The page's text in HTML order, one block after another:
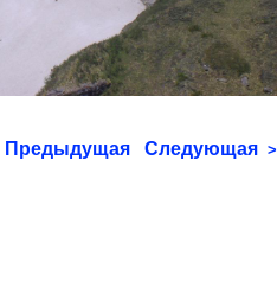
Предыдущая Следующая >